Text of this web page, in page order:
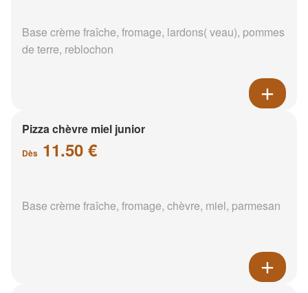
Base crème fraîche, fromage, lardons( veau), pommes
de terre, reblochon
Pizza chèvre miel junior
Dès 11.50 €
Base crème fraîche, fromage, chèvre, miel, parmesan